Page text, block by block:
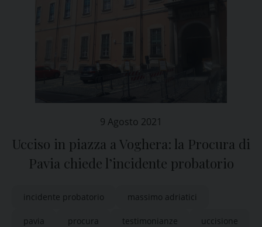
9 Agosto 2021
Ucciso in piazza a Voghera: la Procura di
Pavia chiede l’incidente probatorio
incidente probatorio massimo adriatici
pavia procura testimonianze uccisione